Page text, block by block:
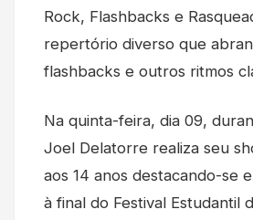
Rock, Flashbacks e
repertório diverso que
flashbacks e outros ritmos
Na quinta-feira, dia 09,
Joel Delatorre realiza seu
aos 14 anos destacando-se
à final do Festival Estudantil